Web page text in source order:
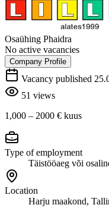
Osaühing Phaidra
No active vacancies
Company Profile
Vacancy published
51 views
1,000 – 2000 € kuus
Type of employment
Täistööaeg või
Location
Harju maakond,